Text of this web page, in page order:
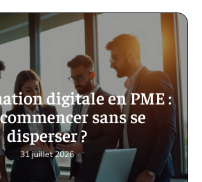
digitale en PME :
sans se
disperser ?
31 juillet 2026